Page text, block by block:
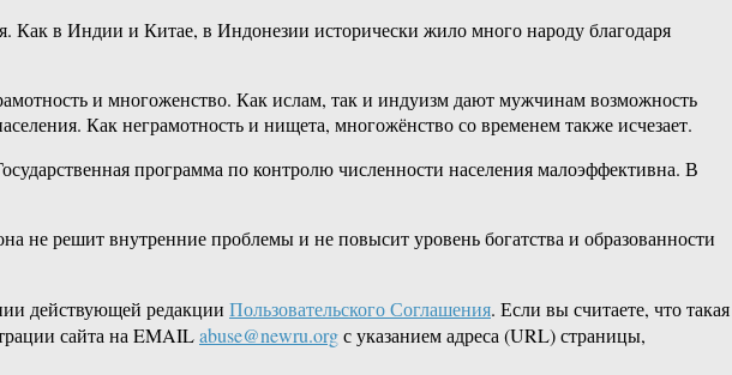
Как в Индии и Китае, в Индонезии исторически жило много народу благодаря
и многоженство. Как ислам, так и индуизм дают мужчинам возможность
Как неграмотность и нищета, многожёнство со временем также исчезает.
программа по контролю численности населения малоэффективна. В
не решит внутренние проблемы и не повысит уровень богатства и образованности
действующей редакции Пользовательского Соглашения. Если вы считаете, что такая
сайта на EMAILabuse@newru.orgс указанием адреса (URL) страницы,